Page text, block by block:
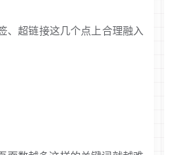
、超链接这几个点上合理融入